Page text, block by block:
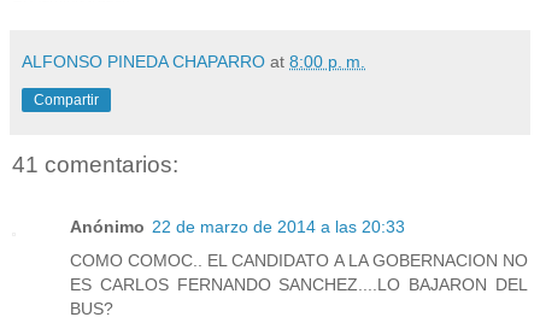
ALFONSO PINEDA CHAPARRO at 8:00 p. m.
Compartir
41 comentarios:
Anónimo 22 de marzo de 2014 a las 20:33
COMO COMOC.. EL CANDIDATO A LA GOBERNACION NO
ES CARLOS FERNANDO SANCHEZ....LO BAJARON DEL
BUS?